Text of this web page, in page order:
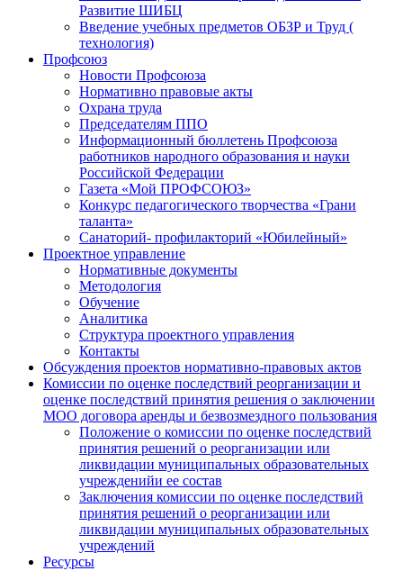
Развитие ШИБЦ
Введение учебных предметов ОБЗР и Труд (
технология)
Профсоюз
Новости Профсоюза
Нормативно правовые акты
Охрана труда
Председателям ППО
Информационный бюллетень Профсоюза
работников народного образования и науки
Российской Федерации
Газета «Мой ПРОФСОЮЗ»
Конкурс педагогического творчества «Грани
таланта»
Санаторий- профилакторий «Юбилейный»
Проектное управление
Нормативные документы
Методология
Обучение
Аналитика
Структура проектного управления
Контакты
Обсуждения проектов нормативно-правовых актов
Комиссии по оценке последствий реорганизации и
оценке последствий принятия решения о заключении
МОО договора аренды и безвозмездного пользования
Положение о комиссии по оценке последствий
принятия решений о реорганизации или
ликвидации муниципальных образовательных
учрежденийи ее состав
Заключения комиссии по оценке последствий
принятия решений о реорганизации или
ликвидации муниципальных образовательных
учреждений
Ресурсы